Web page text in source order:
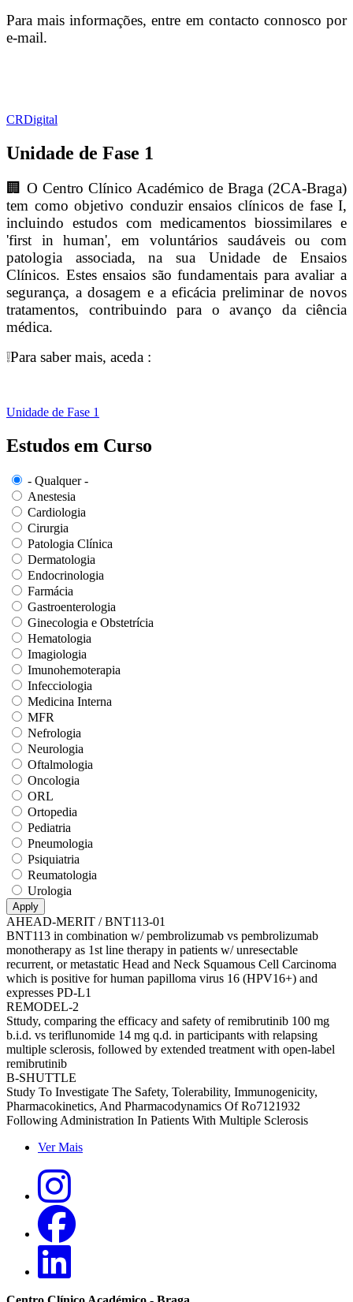
Para mais informações, entre em contacto connosco por
e-mail.
CRDigital
Unidade de Fase 1
🏢 O Centro Clínico Académico de Braga (2CA-Braga)
tem como objetivo conduzir ensaios clínicos de fase I,
incluindo estudos com medicamentos biossimilares e
'first in human', em voluntários saudáveis ou com
patologia associada, na sua Unidade de Ensaios
Clínicos. Estes ensaios são fundamentais para avaliar a
segurança, a dosagem e a eficácia preliminar de novos
tratamentos, contribuindo para o avanço da ciência
médica.
❕Para saber mais, aceda :
Unidade de Fase 1
Estudos em Curso
- Qualquer -
Anestesia
Cardiologia
Cirurgia
Patologia Clínica
Dermatologia
Endocrinologia
Farmácia
Gastroenterologia
Ginecologia e Obstetrícia
Hematologia
Imagiologia
Imunohemoterapia
Infecciologia
Medicina Interna
MFR
Nefrologia
Neurologia
Oftalmologia
Oncologia
ORL
Ortopedia
Pediatria
Pneumologia
Psiquiatria
Reumatologia
Urologia
AHEAD-MERIT / BNT113-01
BNT113 in combination w/ pembrolizumab vs pembrolizumab
monotherapy as 1st line therapy in patients w/ unresectable
recurrent, or metastatic Head and Neck Squamous Cell Carcinoma
which is positive for human papilloma virus 16 (HPV16+) and
expresses PD-L1
REMODEL-2
Sttudy, comparing the efficacy and safety of remibrutinib 100 mg
b.i.d. vs teriflunomide 14 mg q.d. in participants with relapsing
multiple sclerosis, followed by extended treatment with open-label
remibrutinib
B-SHUTTLE
Study To Investigate The Safety, Tolerability, Immunogenicity,
Pharmacokinetics, And Pharmacodynamics Of Ro7121932
Following Administration In Patients With Multiple Sclerosis
Ver Mais